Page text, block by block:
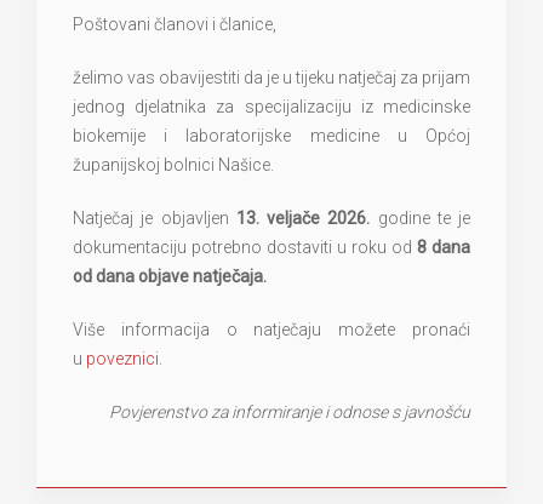
Poštovani članovi i članice,
želimo vas obavijestiti da je u tijeku natječaj za prijam
jednog djelatnika za specijalizaciju iz medicinske
biokemije i laboratorijske medicine u Općoj
županijskoj bolnici Našice.
Natječaj je objavljen 13. veljače 2026. godine te je
dokumentaciju potrebno dostaviti u roku od 8 dana
od dana objave natječaja.
Više informacija o natječaju možete pronaći
u poveznici
Povjerenstvo za informiranje i odnose s javnošću